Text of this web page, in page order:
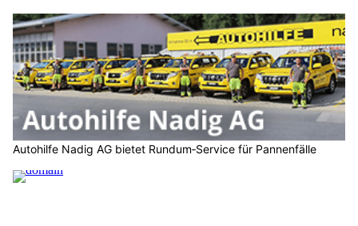
Autohilfe Nadig AG bietet Rundum‑Service für Pannenfälle